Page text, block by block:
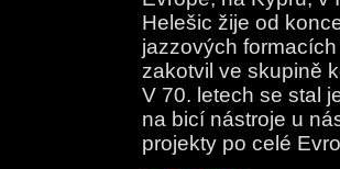
Helešic žije od
jazzových
zakotvil ve skupině
V 70. letech se stal
na bicí nástroje u
projekty po celé